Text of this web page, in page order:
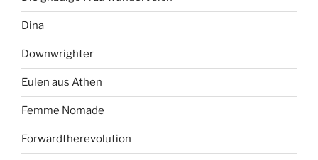
Dina
Downwrighter
Eulen aus Athen
Femme Nomade
Forwardtherevolution